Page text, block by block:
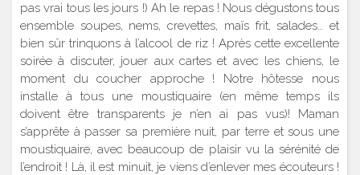
pas vrai tous les jours !) Ah le repas ! Nous dégustons tous
ensemble soupes, nems, crevettes, maïs frit, salades… et
bien sûr trinquons à l’alcool de riz ! Après cette excellente
soirée à discuter, jouer aux cartes et avec les chiens, le
moment du coucher approche ! Notre hôtesse nous
installe à tous une moustiquaire (en même temps ils
doivent être transparents je n’en ai pas vus)! Maman
s’apprête à passer sa première nuit, par terre et sous une
moustiquaire, avec beaucoup de plaisir vu la sérénité de
l’endroit ! Là, il est minuit, je viens d’enlever mes écouteurs !